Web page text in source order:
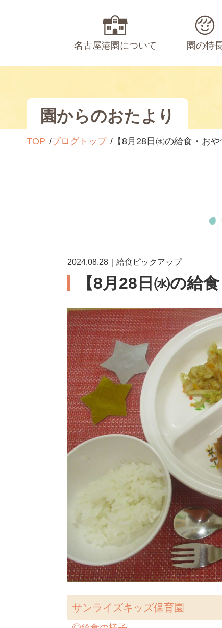
名古屋港園について 園の特
園からのおたより
TOP ブログトップ 【8月28日㈬の給食・おや
2024.08.28｜給食ピックアップ
【8月28日㈬の給
サンライズキッズ保育園